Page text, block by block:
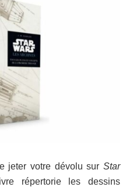
jeter votre dévolu sur Star
répertorie les dessins